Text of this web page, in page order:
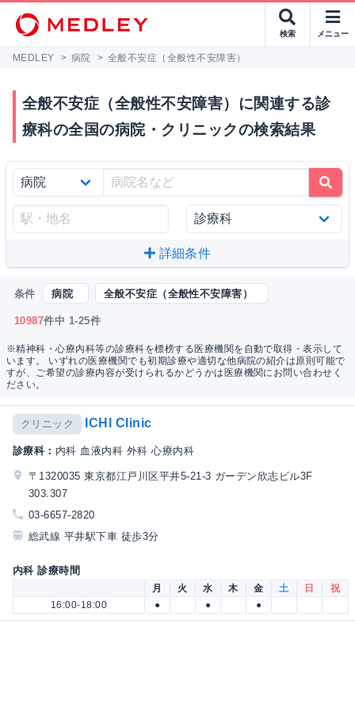
検索 メニュー
MEDLEY > 病院 > 全般不安症（全般性不安障害）
全般不安症（全般性不安障害）に関連する診
療科の全国の病院・クリニックの検索結果
詳細条件
条件 病院 全般不安症（全般性不安障害）
10987件中 1-25件
※精神科・心療内科等の診療科を標榜する医療機関を自動で取得・表示して
います。 いずれの医療機関でも初期診療や適切な他病院の紹介は原則可能で
すが、ご希望の診療内容が受けられるかどうかは医療機関にお問い合わせく
ださい。
クリニック ICHI Clinic
診療科： 内科 血液内科 外科 心療内科
〒1320035 東京都江戸川区平井5-21-3 ガーデン欣志ビル3F
303.307
03-6657-2820
総武線 平井駅下車 徒歩3分
内科 診療時間
月 火 水 木 金 土 日
祝
16:00-18:00
● ● ●